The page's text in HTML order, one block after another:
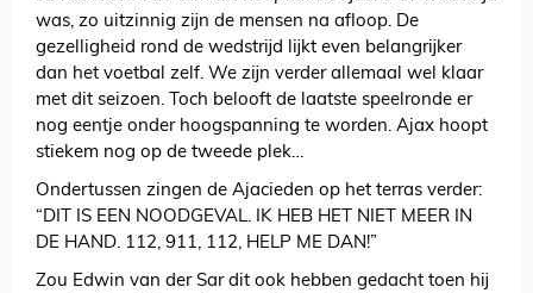
was, zo uitzinnig zijn de mensen na afloop. De
gezelligheid rond de wedstrijd lijkt even belangrijker
dan het voetbal zelf. We zijn verder allemaal wel klaar
met dit seizoen. Toch belooft de laatste speelronde er
nog eentje onder hoogspanning te worden. Ajax hoopt
stiekem nog op de tweede plek…
Ondertussen zingen de Ajacieden op het terras verder:
“DIT IS EEN NOODGEVAL. IK HEB HET NIET MEER IN
DE HAND. 112, 911, 112, HELP ME DAN!”
Zou Edwin van der Sar dit ook hebben gedacht toen hij